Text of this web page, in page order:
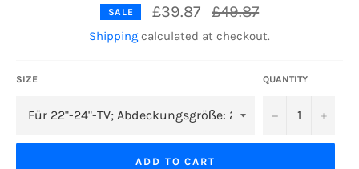
SALE £39.87
Regular
price
£49.87
Shipping calculated at checkout.
SIZE QUANTITY
− +
ADD TO CART